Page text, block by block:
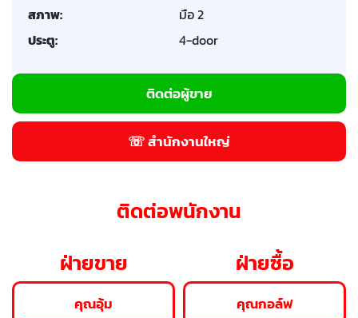
สภาพ:
มือ 2
ประตู:
4-door
ติดต่อผู้ขาย
☏ สำนักงานใหญ่
ติดต่อพนักงาน
ฝ่ายขาย
คุณอุ้ม
ฝ่ายซื้อ
คุณกอล์ฟ